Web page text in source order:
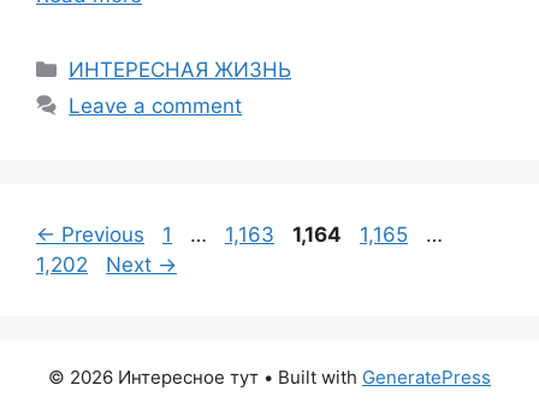
Categories
ИНТЕРЕСНАЯ ЖИЗНЬ
Leave a comment
← Previous Page
1 … Page
1,163 Page
1,164 Page
1,165 …
1,202
Next →
© 2026 Интересное тут • Built with GeneratePress